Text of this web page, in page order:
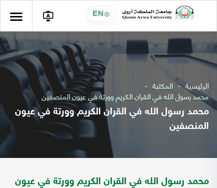
EN
الرئيسية المكتبة
محمد رسول الله في القران الكريم وورتة في عيون المنصفين
محمد رسول الله في القران الكريم وورتة في عيون
المنصفين
محمد رسول الله في القران الكريم وورتة في عيون